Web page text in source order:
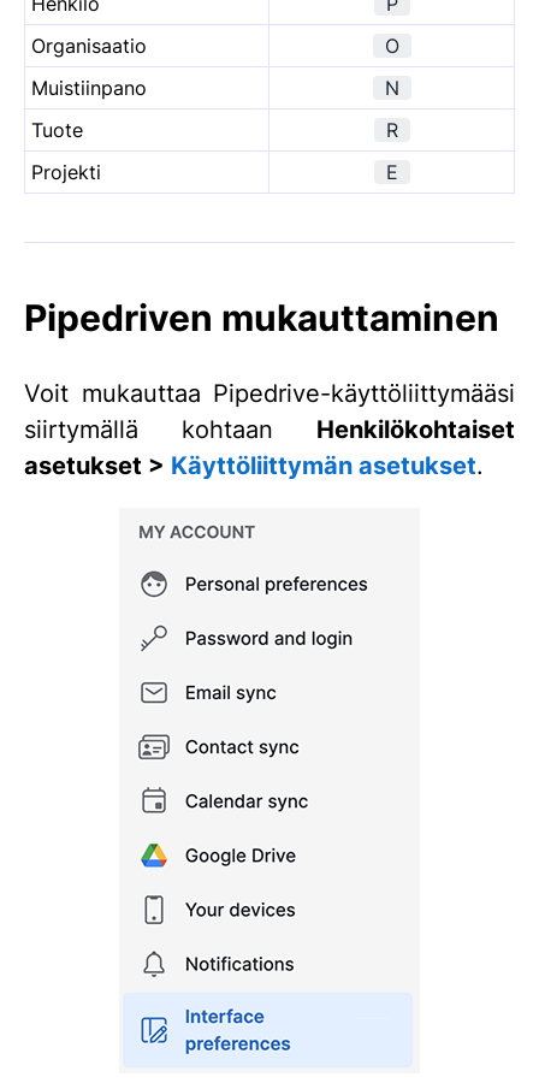
Organisaatio
O
Muistiinpano
N
Tuote
R
Projekti
E
Pipedriven mukauttaminen
Voit mukauttaa Pipedrive-käyttöliittymääsi
siirtymällä kohtaan Henkilökohtaiset
asetukset > Käyttöliittymän asetukset.